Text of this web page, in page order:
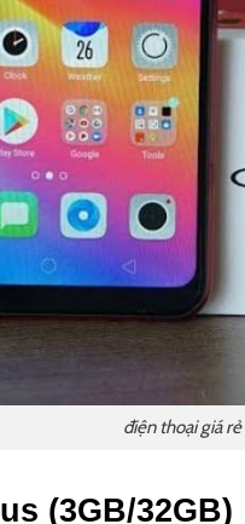
điện thoại giá
(3GB/32GB)